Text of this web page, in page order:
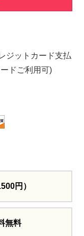
ジットカード支払
ドご利用可)
円）
無料